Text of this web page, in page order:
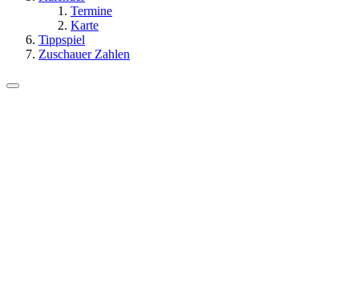
Termine
Karte
Tippspiel
Zuschauer Zahlen